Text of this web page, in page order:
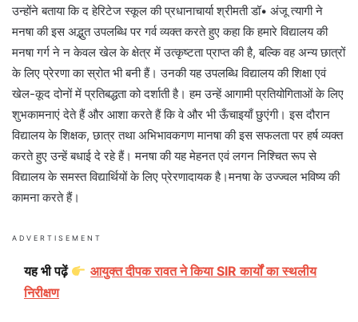
उन्होंने बताया कि द हेरिटेज स्कूल की प्रधानाचार्या श्रीमती डॉ• अंजू त्यागी ने
मनषा की इस अद्भुत उपलब्धि पर गर्व व्यक्त करते हुए कहा कि हमारे विद्यालय की
मनषा गर्ग ने न केवल खेल के क्षेत्र में उत्कृष्टता प्राप्त की है, बल्कि वह अन्य छात्रों
के लिए प्रेरणा का स्रोत भी बनी हैं। उनकी यह उपलब्धि विद्यालय की शिक्षा एवं
खेल-कूद दोनों में प्रतिबद्धता को दर्शाती है। हम उन्हें आगामी प्रतियोगिताओं के लिए
शुभकामनाएं देते हैं और आशा करते हैं कि वे और भी ऊँचाइयाँ छुएंगी। इस दौरान
विद्यालय के शिक्षक, छात्र तथा अभिभावकगण मानषा की इस सफलता पर हर्ष व्यक्त
करते हुए उन्हें बधाई दे रहे हैं। मनषा की यह मेहनत एवं लगन निश्चित रूप से
विद्यालय के समस्त विद्यार्थियों के लिए प्रेरणादायक है।मनषा के उज्ज्वल भविष्य की
कामना करते हैं।
ADVERTISEMENT
यह भी पढ़ें
आयुक्त दीपक रावत ने किया SIR कार्यों का स्थलीय
निरीक्षण